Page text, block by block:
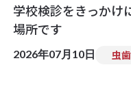
学校検診をきっかけ
場所です
2026年07月10日 虫